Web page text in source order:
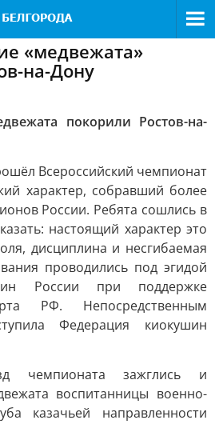
«медвежата»
на-Дону
покорили Ростов-на-
Всероссийский чемпионат
характер, собравший более
России. Ребята сошлись в
настоящий характер это
дисциплина и несгибаемая
проводились под эгидой
России при поддержке
РФ. Непосредственным
Федерация киокушин
чемпионата зажглись и
воспитанницы военно-
казачьей направленности